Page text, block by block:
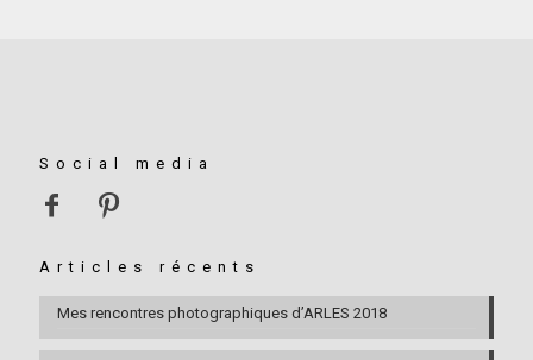
Social media
Articles récents
Mes rencontres photographiques d’ARLES 2018